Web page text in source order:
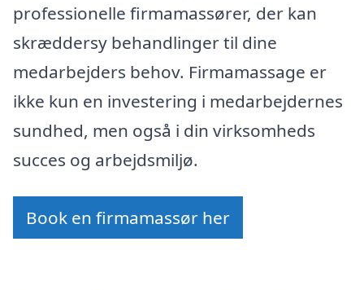
professionelle firmamassører, der kan
skræddersy behandlinger til dine
medarbejders behov. Firmamassage er
ikke kun en investering i medarbejdernes
sundhed, men også i din virksomheds
succes og arbejdsmiljø.
Book en firmamassør her